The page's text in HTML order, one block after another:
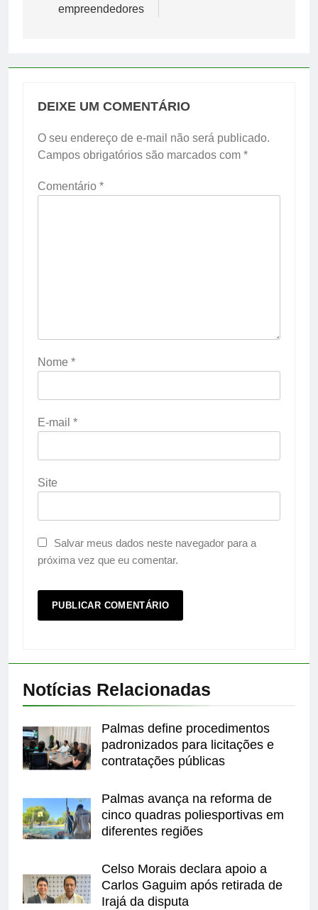
empreendedores
DEIXE UM COMENTÁRIO
O seu endereço de e-mail não será publicado.
Campos obrigatórios são marcados com *
Comentário *
Nome *
E-mail *
Site
Salvar meus dados neste navegador para a
próxima vez que eu comentar.
Notícias Relacionadas
Palmas define procedimentos
padronizados para licitações e
contratações públicas
Palmas avança na reforma de
cinco quadras poliesportivas em
diferentes regiões
Celso Morais declara apoio a
Carlos Gaguim após retirada de
Irajá da disputa